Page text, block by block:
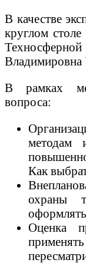
В качестве
круглом
Владимировна
В рамках
вопроса:
методам
Как
охраны
Оценка